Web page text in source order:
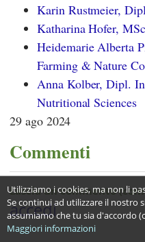
Karin Rustmeier,
Katharina Hofer,
Heidemarie Alberta
Farming & Nature
Anna Kolber, Dipl.
Nutritional Sciences
29 ago 2024
Commenti
Utilizziamo i cookies, ma non li
Se continui ad utilizzare il nostro
assumiamo che tu sia d'accordo
Maggiori informazioni